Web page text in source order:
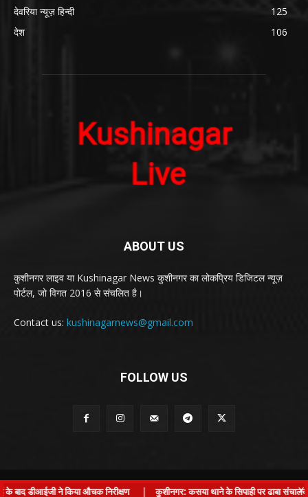
देवरिया न्यूज़ हिन्दी
125
देश
106
ABOUT US
कुशीनगर लाइव या Kushinagar News कुशीनगर का लोकप्रिय डिजिटल न्यूज़
पोर्टल, जो विगत 2016 से संचलित है।
Contact us: kushinagarnews@gmail.com
FOLLOW US
© Kushinagar Live - 2022 ×
बाद डीआईजी ने किया औचक निरीक्षण | कुशीनगर: कसया थाने के सिपाही पर ढाबा संचालक से